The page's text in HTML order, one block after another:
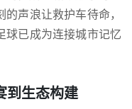
声浪让救护车待命，
球已成为连接城市记忆
到生态构建